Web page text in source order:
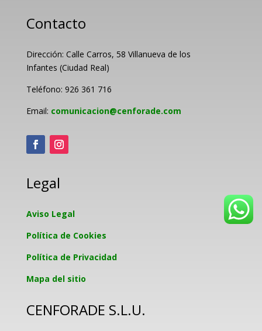
Contacto
Dirección: Calle Carros, 58 Villanueva de los
Infantes (Ciudad Real)
Teléfono: 926 361 716
Email: comunicacion@cenforade.com
Legal
Aviso Legal
Política de Cookies
Política de Privacidad
Mapa del sitio
CENFORADE S.L.U.